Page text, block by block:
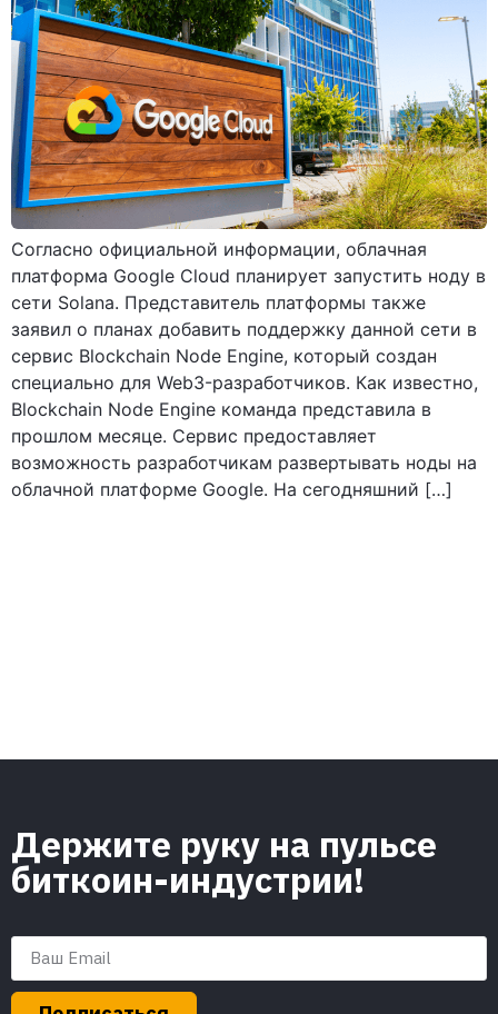
Согласно официальной информации, облачная
платформа Google Cloud планирует запустить ноду в
сети Solana. Представитель платформы также
заявил о планах добавить поддержку данной сети в
сервис Blockchain Node Engine, который создан
специально для Web3-разработчиков. Как известно,
Blockchain Node Engine команда представила в
прошлом месяце. Сервис предоставляет
возможность разработчикам развертывать ноды на
облачной платформе Google. На сегодняшний […]
Держите руку на пульсе
биткоин-индустрии!